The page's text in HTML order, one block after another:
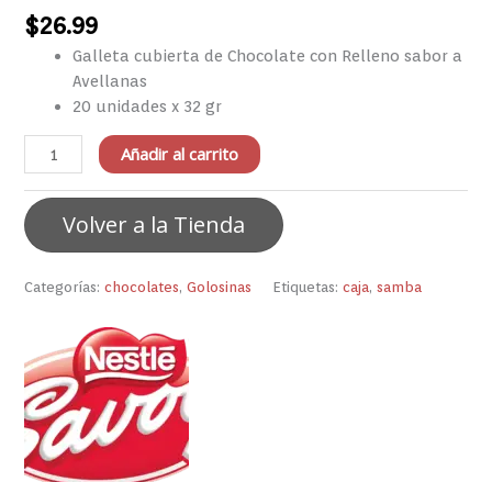
$26.99
Galleta cubierta de Chocolate con Relleno sabor a
Avellanas
20 unidades x 32 gr
Añadir al carrito
Volver a la Tienda
Categorías:chocolates,Golosinas Etiquetas:caja,samba